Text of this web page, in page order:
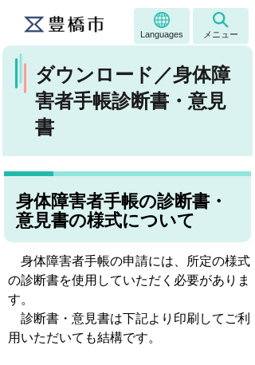
Languages メニュー
ダウンロード／身体障
害者手帳診断書・意見
書
身体障害者手帳の診断書・
意見書の様式について
身体障害者手帳の申請には、所定の様式
の診断書を使用していただく必要がありま
す。
診断書・意見書は下記より印刷してご利
用いただいても結構です。